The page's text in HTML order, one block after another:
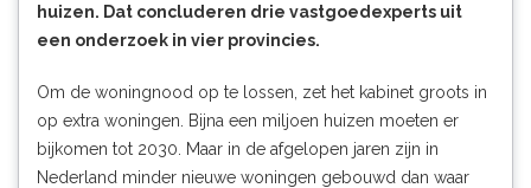
huizen. Dat concluderen drie vastgoedexperts uit
een onderzoek in vier provincies.
Om de woningnood op te lossen, zet het kabinet groots in
op extra woningen. Bijna een miljoen huizen moeten er
bijkomen tot 2030. Maar in de afgelopen jaren zijn in
Nederland minder nieuwe woningen gebouwd dan waar